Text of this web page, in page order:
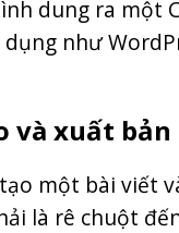
dung ra một
như
và xuất
một bài viết
là rê chuột